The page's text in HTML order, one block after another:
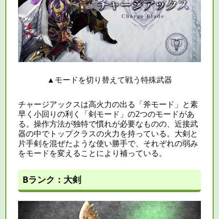
▲モードを切り替えて戦う特殊武器
チャージアックスは高火力の出る「斧モード」と素
早く小回りの利く「剣モード」の2つのモードがあ
る。操作方法が独特で慣れが必要なものの、近接武
器の中でトップクラスの火力を持っている。大剣と
片手剣を混ぜたような使い勝手で、それぞれの弱み
をモードを変えることにより補っている。
Bランク：大剣